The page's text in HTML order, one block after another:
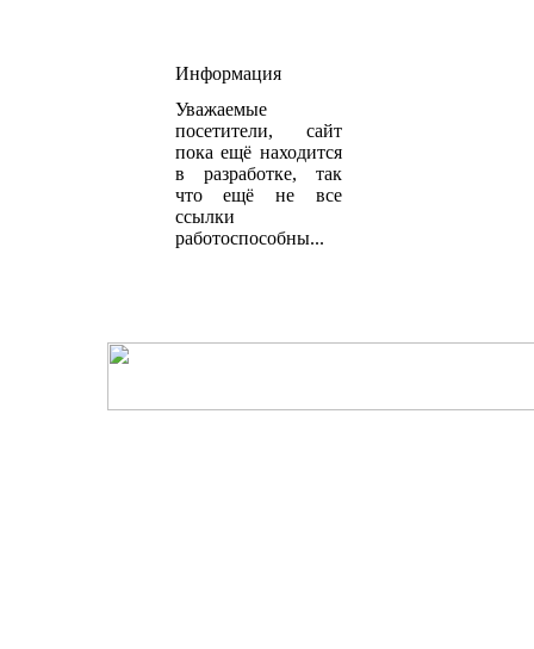
Информация
Уважаемые
посетители, сайт
пока ещё находится
в разработке, так
что ещё не все
ссылки
работоспособны...